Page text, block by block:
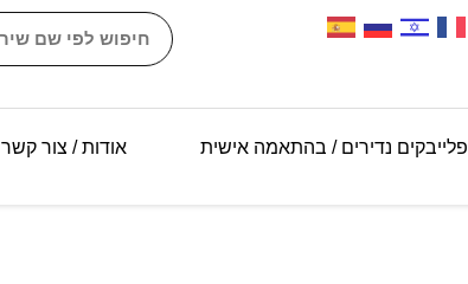
פלייבקים נדירים / בהתאמה אישית אודות / צור קשר